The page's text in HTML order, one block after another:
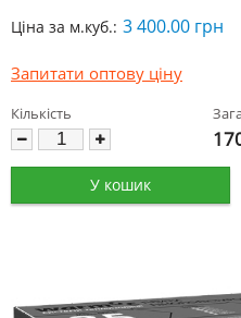
Ціна за м.куб.: 3 400.00 грн
Запитати оптову ціну
Кількість
У кошик